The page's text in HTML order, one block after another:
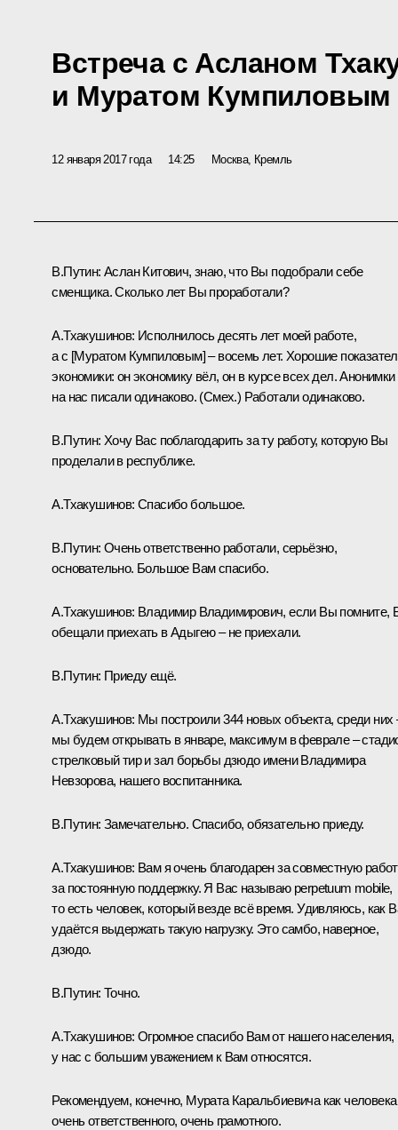
Встреча с Асланом
и Муратом Кумпиловым
12 января 2017 года 14:25 Москва, Кремль
В.Путин: Аслан Китович, знаю, что Вы подобрали себе
сменщика. Сколько лет Вы проработали?
А.Тхакушинов: Исполнилось десять лет моей работе,
а с [Муратом Кумпиловым] – восемь лет. Хорошие
экономики: он экономику вёл, он в курсе всех дел. Анонимки
на нас писали одинаково. (Смех.) Работали одинаково.
В.Путин: Хочу Вас поблагодарить за ту работу, которую Вы
проделали в республике.
А.Тхакушинов: Спасибо большое.
В.Путин: Очень ответственно работали, серьёзно,
основательно. Большое Вам спасибо.
А.Тхакушинов: Владимир Владимирович, если Вы помните,
обещали приехать в Адыгею – не приехали.
В.Путин: Приеду ещё.
А.Тхакушинов: Мы построили 344 новых объекта, среди них
мы будем открывать в январе, максимум в феврале –
стрелковый тир и зал борьбы дзюдо имени Владимира
Невзорова, нашего воспитанника.
В.Путин: Замечательно. Спасибо, обязательно приеду.
А.Тхакушинов: Вам я очень благодарен за совместную
за постоянную поддержку. Я Вас называю perpetuum mobile,
то есть человек, который везде всё время. Удивляюсь, как
удаётся выдержать такую нагрузку. Это самбо, наверное,
дзюдо.
В.Путин: Точно.
А.Тхакушинов: Огромное спасибо Вам от нашего населения,
у нас с большим уважением к Вам относятся.
Рекомендуем, конечно, Мурата Каральбиевича как человека
очень ответственного, очень грамотного.